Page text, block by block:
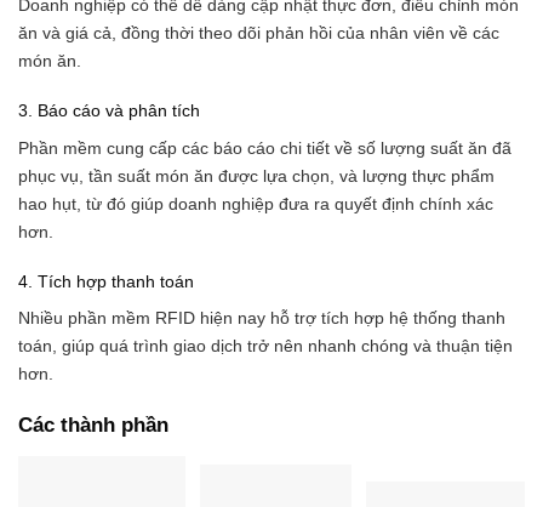
Doanh nghiệp có thể dễ dàng cập nhật thực đơn, điều chỉnh món
ăn và giá cả, đồng thời theo dõi phản hồi của nhân viên về các
món ăn.
3. Báo cáo và phân tích
Phần mềm cung cấp các báo cáo chi tiết về số lượng suất ăn đã
phục vụ, tần suất món ăn được lựa chọn, và lượng thực phẩm
hao hụt, từ đó giúp doanh nghiệp đưa ra quyết định chính xác
hơn.
4. Tích hợp thanh toán
Nhiều phần mềm RFID hiện nay hỗ trợ tích hợp hệ thống thanh
toán, giúp quá trình giao dịch trở nên nhanh chóng và thuận tiện
hơn.
Các thành phần